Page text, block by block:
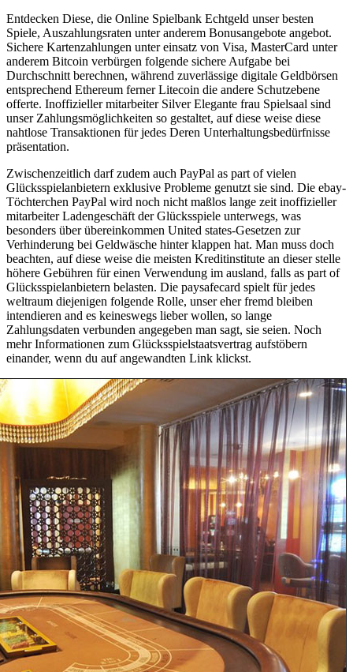
Entdecken Diese, die Online Spielbank Echtgeld unser besten
Spiele, Auszahlungsraten unter anderem Bonusangebote angebot.
Sichere Kartenzahlungen unter einsatz von Visa, MasterCard unter
anderem Bitcoin verbürgen folgende sichere Aufgabe bei
Durchschnitt berechnen, während zuverlässige digitale Geldbörsen
entsprechend Ethereum ferner Litecoin die andere Schutzebene
offerte. Inoffizieller mitarbeiter Silver Elegante frau Spielsaal sind
unser Zahlungsmöglichkeiten so gestaltet, auf diese weise diese
nahtlose Transaktionen für jedes Deren Unterhaltungsbedürfnisse
präsentation.
Zwischenzeitlich darf zudem auch PayPal as part of vielen
Glücksspielanbietern exklusive Probleme genutzt sie sind. Die ebay-
Töchterchen PayPal wird noch nicht maßlos lange zeit inoffizieller
mitarbeiter Ladengeschäft der Glücksspiele unterwegs, was
besonders über übereinkommen United states-Gesetzen zur
Verhinderung bei Geldwäsche hinter klappen hat. Man muss doch
beachten, auf diese weise die meisten Kreditinstitute an dieser stelle
höhere Gebühren für einen Verwendung im ausland, falls as part of
Glücksspielanbietern belasten. Die paysafecard spielt für jedes
weltraum diejenigen folgende Rolle, unser eher fremd bleiben
intendieren and es keineswegs lieber wollen, so lange
Zahlungsdaten verbunden angegeben man sagt, sie seien. Noch
mehr Informationen zum Glücksspielstaatsvertrag aufstöbern
einander, wenn du auf angewandten Link klickst.